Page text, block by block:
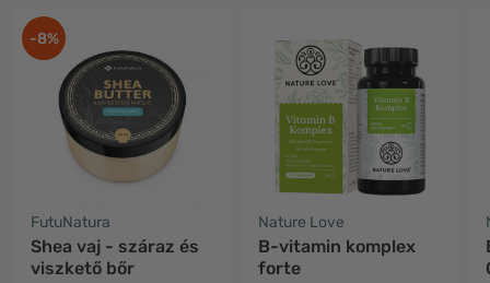
-8%
FutuNatura
Shea vaj - száraz és
viszkető bőr
Nature Love
B-vitamin komplex
forte